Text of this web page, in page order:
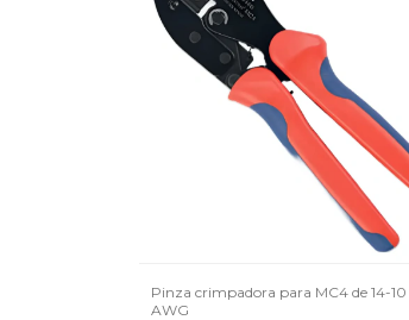
Pinza crimpadora para MC4 de 14-10
AWG